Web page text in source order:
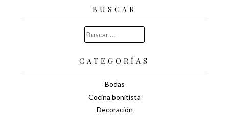
BUSCAR
Buscar:
CATEGORÍAS
Bodas
Cocina bonitista
Decoración